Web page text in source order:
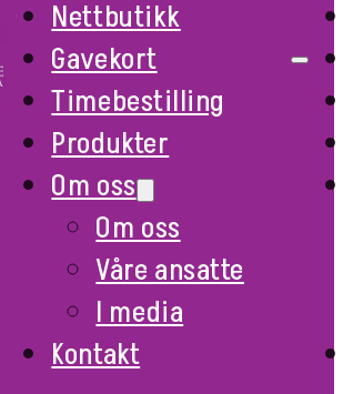
Nettbutikk
Gavekort
Timebestilling
Produkter
Om oss
Om oss
Våre ansatte
I media
Kontakt